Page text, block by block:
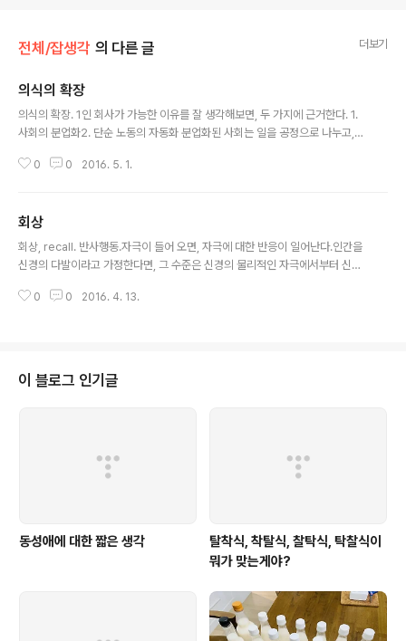
전체/잡생각 의 다른 글 더보기
의식의 확장
의식의 확장. 1인 회사가 가능한 이유를 잘 생각해보면, 두 가지에 근거한다. 1.
사회의 분업화2. 단순 노동의 자동화 분업화된 사회는 일을 공정으로 나누고,
가 이루어진 이후에는 아웃소싱이라는 방법을 통해 외부에서 전문적인 기능을
사람이 처리해야하는 일을 필수적인 부분에 집중할 수 있게 했다. 자동화의 최
전방에 있는 온라인서비스가 있기 때문에 가능해졌다. 이런 사회적인 현상은 비
가역적이다. 웬만해서는 다시 원래의 불편한 사회로 돌아가지 않을 것이다. 1인
0 0 2016. 5. 1.
회상
회상, recall. 반사행동.자극이 들어 오면, 자극에 대한 반응이 일어난다.인간을
신경의 다발이라고 가정한다면, 그 수준은 신경의 물리적인 자극에서부터 신경
어난다.여기에는 측정되지 않은 무작위성(randomness)가 자극과 섞이면서
이 되어야 인간과 무리없는 상호작용을 할 수 있을까?혹은 인간이 집중한다면
어느정도 상호작용은 할 수 있는 수준은 이뤄낼 최소 값은 존재할까? 염두에서
0 0 2016. 4. 13.
이 블로그 인기글
동성애에 대한 짧은 생각
탈착식, 착탈식, 찰탁식, 탁찰식이
뭐가 맞는게야?